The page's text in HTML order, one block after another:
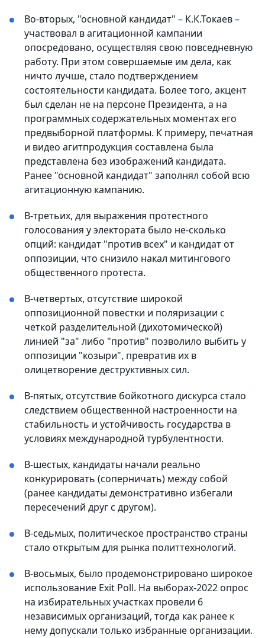
Во-вторых, "основной кандидат" – К.К.Токаев –
участвовал в агитационной кампании
опосредовано, осуществляя свою повседневную
работу. При этом совершаемые им дела, как
ничто лучше, стало подтверждением
состоятельности кандидата. Более того, акцент
был сделан не на персоне Президента, а на
программных содержательных моментах его
предвыборной платформы. К примеру, печатная
и видео агитпродукция составлена была
представлена без изображений кандидата.
Ранее "основной кандидат" заполнял собой всю
агитационную кампанию.
В-третьих, для выражения протестного
голосования у электората было не-сколько
опций: кандидат "против всех" и кандидат от
оппозиции, что снизило накал митингового
общественного протеста.
В-четвертых, отсутствие широкой
оппозиционной повестки и поляризации с
четкой разделительной (дихотомической)
линией "за" либо "против" позволило выбить у
оппозиции "козыри", превратив их в
олицетворение деструктивных сил.
В-пятых, отсутствие бойкотного дискурса стало
следствием общественной настроенности на
стабильность и устойчивость государства в
условиях международной турбулентности.
В-шестых, кандидаты начали реально
конкурировать (соперничать) между собой
(ранее кандидаты демонстративно избегали
пересечений друг с другом).
В-седьмых, политическое пространство страны
стало открытым для рынка политтехнологий.
В-восьмых, было продемонстрировано широкое
использование Exit Poll. На выборах-2022 опрос
на избирательных участках провели 6
независимых организаций, тогда как ранее к
нему допускали только избранные организации.